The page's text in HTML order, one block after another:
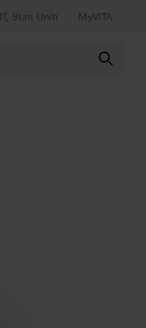
IT, Stati Uniti MyVITA